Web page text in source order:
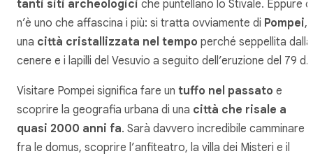
tanti siti archeologici che puntellano lo Stivale. Eppure
n’è uno che affascina i più: si tratta ovviamente di Pompei,
una città cristallizzata nel tempo perché seppellita dalla
cenere e i lapilli del Vesuvio a seguito dell’eruzione del 79
Visitare Pompei significa fare un tuffo nel passato e
scoprire la geografia urbana di una città che risale a
quasi 2000 anni fa. Sarà davvero incredibile camminare
fra le domus, scoprire l’anfiteatro, la villa dei Misteri e il